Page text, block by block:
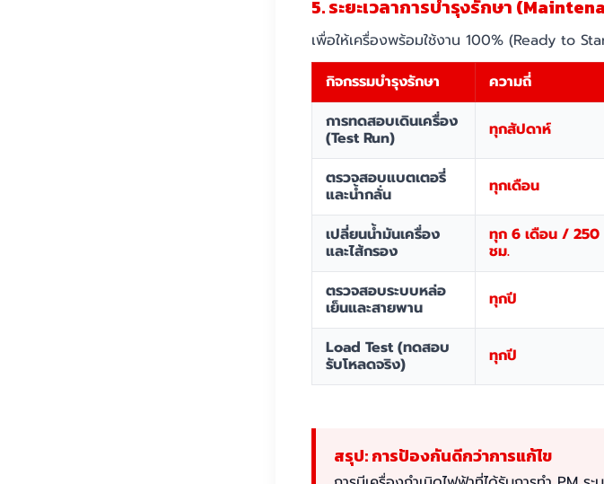
5. ระยะเวลาการบำรุงรักษา
เพื่อให้เครื่องพร้อมใช้งาน 100% (Ready to
กิจกรรมบำรุงรักษา
ความถี่
การทดสอบเดินเครื่อง
(Test Run) ทุกสัปดาห์
ตรวจสอบแบตเตอรี่
และน้ำกลั่น ทุกเดือน
เปลี่ยนน้ำมันเครื่อง
และไส้กรอง
ทุก 6 เดือน / 250
ชม.
ตรวจสอบระบบหล่อ
เย็นและสายพาน ทุกปี
Load Test (ทดสอบ
รับโหลดจริง) ทุกปี
สรุป: การป้องกันดีกว่าการแก้ไข